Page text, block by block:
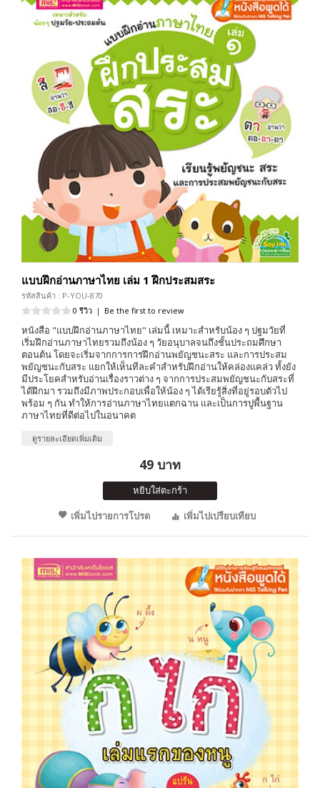
แบบฝึกอ่านภาษาไทย เล่ม 1 ฝึกประสมสระ
รหัสสินค้า : P-YOU-870
0 รีวิว | Be the first to review
หนังสือ "แบบฝึกอ่านภาษาไทย" เล่มนี้ เหมาะสำหรับน้อง ๆ ปฐมวัยที่
เริ่มฝึกอ่านภาษาไทยรวมถึงน้อง ๆ วัยอนุบาลจนถึงชั้นประถมศึกษา
ตอนต้น โดยจะเริ่มจากการการฝึกอ่านพยัญชนะสระ และการประสม
พยัญชนะกับสระ แยกให้เห็นทีละคำสำหรับฝึกอ่านให้คล่องแคล่ว ทั้งยัง
มีประโยคสำหรับอ่านเรื่องราวต่าง ๆ จากการประสมพยัญชนะกับสระที่
ได้ฝึกมา รวมถึงมีภาพประกอบเพื่อให้น้อง ๆ ได้เรียรู้สิ่งที่อยู่รอบตัวไป
พร้อม ๆ กัน ทำให้การอ่านภาษาไทยแตกฉาน และเป็นการปูพื้นฐาน
ภาษาไทยที่ดีต่อไปในอนาคต
ดูรายละเอียดเพิ่มเติม
49 บาท
หยิบใส่ตะกร้า
เพิ่มไปรายการโปรด
เพิ่มไปเปรียบเทียบ